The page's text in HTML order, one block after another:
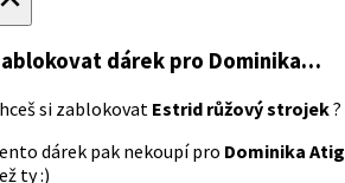
dárek pro Dominika…
si zablokovat Estrid růžový strojek?
dárek pak nekoupí pro Dominika
ty :)